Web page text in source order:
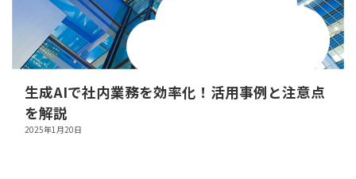
生成AIで社内業務を効率化！活用事例と注意点
を解説
2025年1月20日